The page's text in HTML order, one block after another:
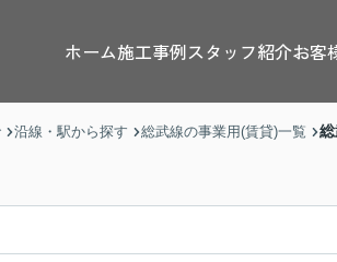
ホーム施工事例スタッフ紹介お客
沿線・駅から探す 総武線の事業用(賃貸)一覧